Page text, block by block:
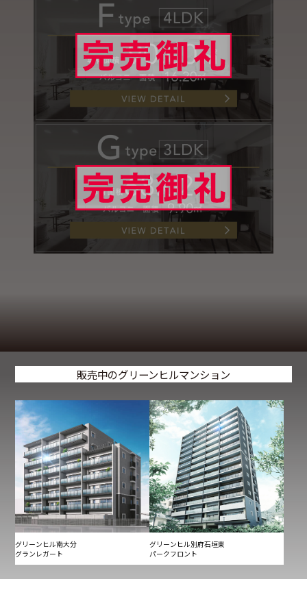
販売中のグリーンヒルマンション
グリーンヒル南大分
グランレガート
グリーンヒル別府石垣東
パークフロント